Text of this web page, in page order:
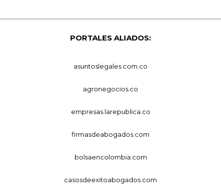
PORTALES ALIADOS:
asuntoslegales.com.co
agronegocios.co
empresas.larepublica.co
firmasdeabogados.com
bolsaencolombia.com
casosdeexitoabogados.com